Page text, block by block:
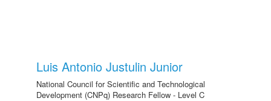
Luis Antonio Justulin Junior
National Council for Scientific and Technological
Development (CNPq) Research Fellow - Level C